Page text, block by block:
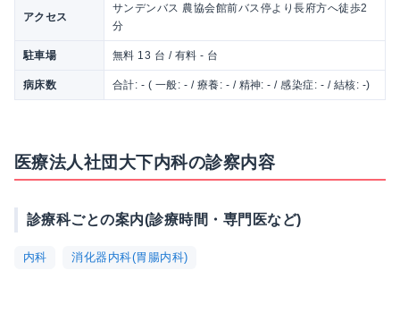
アクセス
サンデンバス 農協会館前バス停より長府方へ徒歩2
分
駐車場 無料 13 台 / 有料 - 台
病床数 合計: - ( 一般: - / 療養: - / 精神: - / 感染症: - / 結核: -)
医療法人社団大下内科の診察内容
診療科ごとの案内(診療時間・専門医など)
内科 消化器内科(胃腸内科)